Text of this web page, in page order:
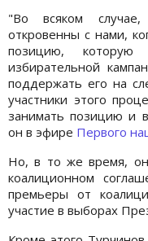
"Во всяком
откровенны с нами,
позицию,
избирательной
поддержать его на
участники этого
занимать позицию и
он в эфире Первого
Но, в то же время, он
коалиционном
премьеры от
участие в выборах